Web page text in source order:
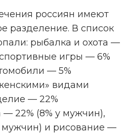
россиян имеют
разделение. В список
рыбалка и охота —
игры — 6%
— 5%
видами
— 22%
— 22% (8% у мужчин),
мужчин) и рисование —